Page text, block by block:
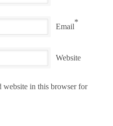
Email
*
Website
website in this browser for